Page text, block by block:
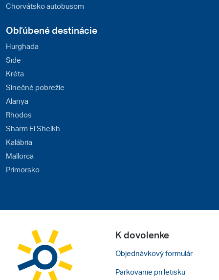
Chorvátsko autobusom
Obľúbené destinácie
Hurghada
Side
Kréta
Slnečné pobrežie
Alanya
Rhodos
Sharm El Sheikh
Kalábria
Mallorca
Primorsko
K dovolenke
Objednávkový formulár
Parkovanie pri letisku